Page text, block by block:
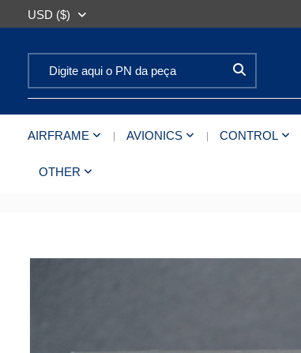
USD ($)
AIRFRAME AVIONICS CONTROL
OTHER